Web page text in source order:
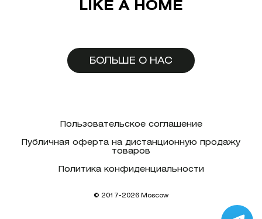
LIKE A HOME
БОЛЬШЕ О НАС
Пользовательское соглашение
Публичная оферта на дистанционную продажу
товаров
Политика конфиденциальности
© 2017-2026 Moscow